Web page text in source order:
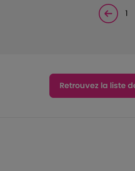
Page1
Retrouvez la liste